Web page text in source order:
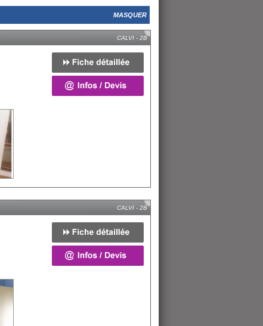
MASQUER
CALVI - 2B
CALVI - 2B